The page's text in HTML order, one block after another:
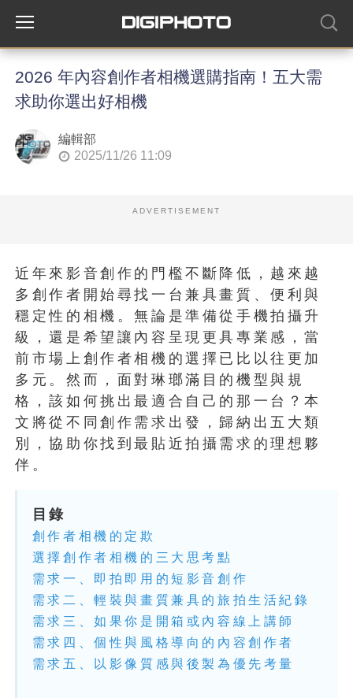
2026 年內容創作者相機選購指南！五大需
求助你選出好相機
編輯部
2025/11/26 11:09
ADVERTISEMENT
近年來影音創作的門檻不斷降低，越來越
多創作者開始尋找一台兼具畫質、便利與
穩定性的相機。無論是準備從手機拍攝升
級，還是希望讓內容呈現更具專業感，當
前市場上創作者相機的選擇已比以往更加
多元。然而，面對琳瑯滿目的機型與規
格，該如何挑出最適合自己的那一台？本
文將從不同創作需求出發，歸納出五大類
別，協助你找到最貼近拍攝需求的理想夥
伴。
目錄
創作者相機的定欺
選擇創作者相機的三大思考點
需求一、即拍即用的短影音創作
需求二、輕裝與畫質兼具的旅拍生活紀錄
需求三、如果你是開箱或內容線上講師
需求四、個性與風格導向的內容創作者
需求五、以影像質感與後製為優先考量